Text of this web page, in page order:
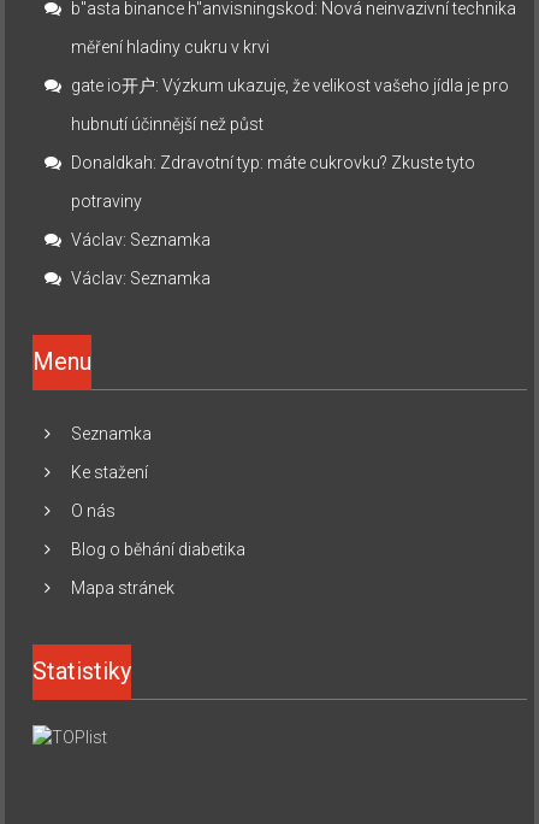
b"asta binance h"anvisningskod: Nová neinvazivní technika
měření hladiny cukru v krvi
gate io开户:Výzkum ukazuje, že velikost vašeho jídla je pro
hubnutí účinnější než půst
Donaldkah: Zdravotní typ: máte cukrovku? Zkuste tyto
potraviny
Václav: Seznamka
Václav: Seznamka
Menu
Seznamka
Ke stažení
O nás
Blog o běhání diabetika
Mapa stránek
Statistiky